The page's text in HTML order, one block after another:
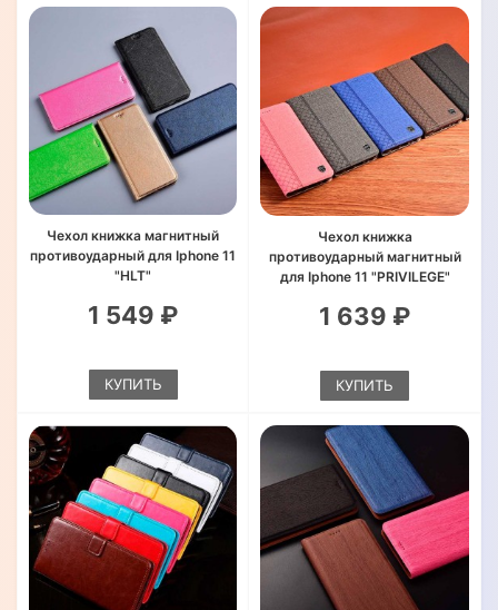
Чехол книжка магнитный
противоударный для Iphone 11
"HLT"
1 549 ₽
КУПИТЬ
Чехол книжка
противоударный магнитный
для Iphone 11 "PRIVILEGE"
1 639 ₽
КУПИТЬ